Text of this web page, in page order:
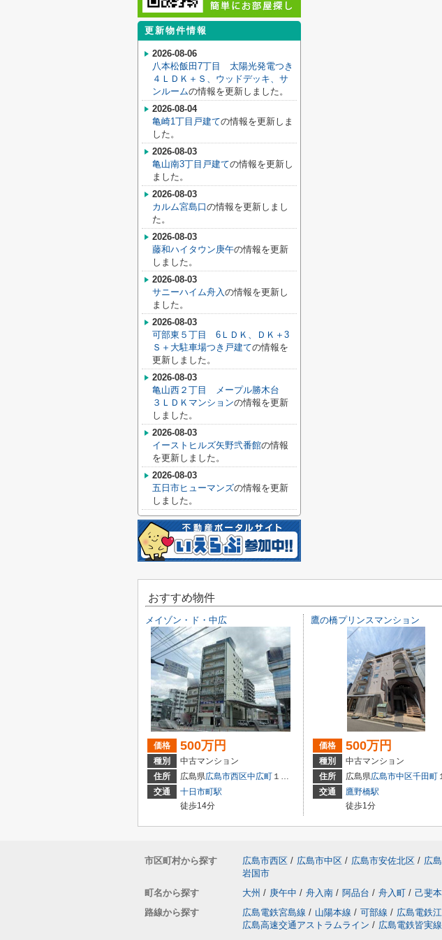
更新物件情報
2026-08-06
八本松飯田7丁目 太陽光発電つき
４ＬＤＫ＋Ｓ、ウッドデッキ、サ
ンルームの情報を更新しました。
2026-08-04
亀崎1丁目戸建ての情報を更新しま
した。
2026-08-03
亀山南3丁目戸建ての情報を更新し
ました。
2026-08-03
カルム宮島口の情報を更新しまし
た。
2026-08-03
藤和ハイタウン庚午の情報を更新
しました。
2026-08-03
サニーハイム舟入の情報を更新し
ました。
2026-08-03
可部東５丁目 6ＬＤＫ、ＤＫ＋3
Ｓ＋大駐車場つき戸建ての情報を
更新しました。
2026-08-03
亀山西２丁目 メープル勝木台
３ＬＤＫマンションの情報を更新
しました。
2026-08-03
イーストヒルズ矢野弐番館の情報
を更新しました。
2026-08-03
五日市ヒューマンズの情報を更新
しました。
おすすめ物件
メイゾン・ド・中広
価格 500万円
種別
中古マンション
住所
広島県広島市西区中広町 １丁目3-18
交通
十日市町駅
徒歩14分
鷹の橋プリンスマンション
価格 500万円
種別
中古マンション
住所
広島県広島市中区千田町 １
交通
鷹野橋駅
徒歩1分
市区町村から探す 広島市西区 / 広島市中区 / 広島市安佐北区 / 広
岩国市
町名から探す
大州 / 庚午中 / 舟入南 / 阿品台 / 舟入町 / 己斐
路線から探す
広島電鉄宮島線 / 山陽本線 / 可部線 / 広島電鉄
広島高速交通アストラムライン / 広島電鉄皆実線